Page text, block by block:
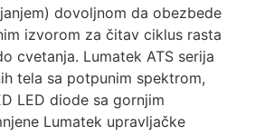
dovoljnom da obezbede
izvorom za čitav ciklus rasta
cvetanja. Lumatek ATS serija
tela sa potpunim spektrom,
LED diode sa gornjim
Lumatek upravljačke